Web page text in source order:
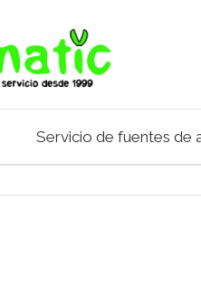
Servicio de fuentes de